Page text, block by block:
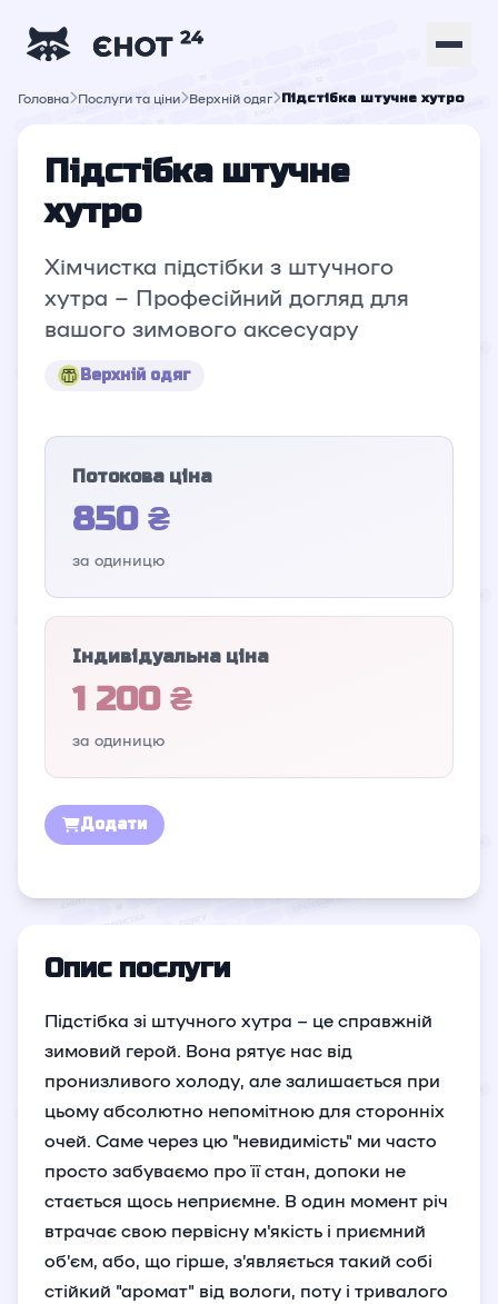
Головна Послуги та ціни Верхній oдяг Підстібка штучне хутро
Підстібка штучне
хутро
Хімчистка підстібки з штучного
хутра – Професійний догляд для
вашого зимового аксесуару
Верхній oдяг
Потокова ціна
850 ₴
за одиницю
Індивідуальна ціна
1 200 ₴
за одиницю
Додати
Опис послуги
Підстібка зі штучного хутра – це справжній
зимовий герой. Вона рятує нас від
пронизливого холоду, але залишається при
цьому абсолютно непомітною для сторонніх
очей. Саме через цю "невидимість" ми часто
просто забуваємо про її стан, допоки не
стається щось неприємне. В один момент річ
втрачає свою первісну м'якість і приємний
об’єм, або, що гірше, з’являється такий собі
стійкий "аромат" від вологи, поту і тривалого